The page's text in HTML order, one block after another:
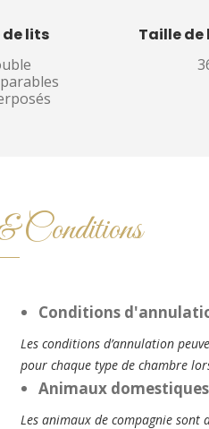
de lits Taille
Conditions
Conditions
Les conditions d’annulation
pour chaque type de chambre
Animaux domestiques
Les animaux de compagnie